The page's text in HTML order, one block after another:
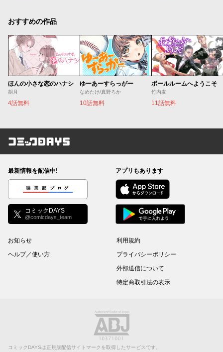
おすすめの作品
ほんの小さな恋のハナシ
胡月
4話無料
ゆーあーすらっがー
なめたけ/真野ろか
10話無料
ボールルームへようこそ
竹内友
11話無料
コミックDAYS
最新情報を配信中!
編集部ブログ
コミックDAYS
@comicdays_team
アプリもあります
お知らせ
ヘルプ／使い方
利用規約
プライバシーポリシー
外部送信について
特定商取引法の表示
コミックDAYSは正規版配信サイトマークを取得したサービスです。